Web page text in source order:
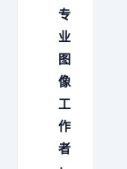
专
业
图
像
工
作
者